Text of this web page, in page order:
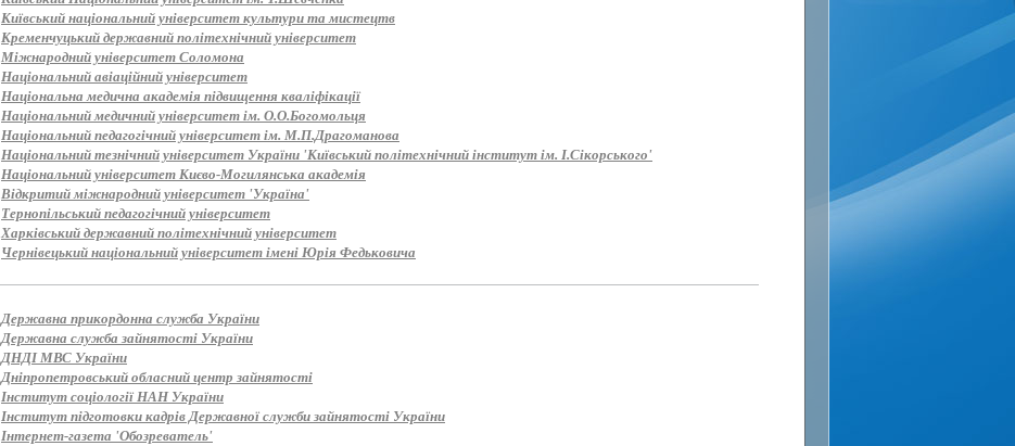
Київський національний університет культури та мистецтв
Кременчуцький державний політехнічний університет
Міжнародний університет Соломона
Національний авіаційний університет
Національна медична академія підвищення кваліфікації
Національний медичний університет ім. О.О.Богомольця
Національний педагогічний університет ім. М.П.Драгоманова
Національний тезнічний університет України 'Київський політехнічний інститут ім. І.Сікорського'
Національний університет Києво-Могилянська академія
Відкритий міжнародний університет 'Україна'
Тернопільський педагогічний університет
Харківський державний політехнічний університет
Чернівецький національний університет імені Юрія Федьковича
Державна прикордонна служба України
Державна служба зайнятості України
ДНДІ МВС України
Дніпропетровський обласний центр зайнятості
Інститут соціології НАН України
Інститут підготовки кадрів Державної служби зайнятості України
Інтернет-газета 'Обозреватель'